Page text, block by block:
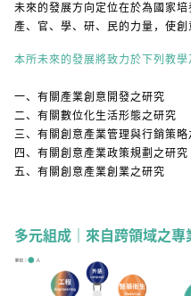
未來的發展方向定位在於為國家
產、官、學、研、民的力量，使
本所未來的發展將致力於下列教學
一、有關產業創意開發之研究
二、有關數位化生活形態之研究
三、有關創意產業管理與行銷策略
四、有關創意產業政策規劃之研究
五、有關創意產業創業之研究
多元組成｜來自跨領域之